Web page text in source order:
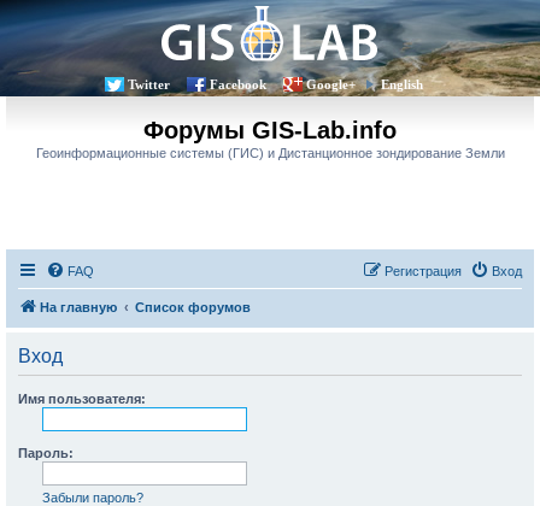
Twitter Facebook Google+ English
Форумы GIS-Lab.info
Геоинформационные системы (ГИС) и Дистанционное зондирование Земли
FAQ Вход
Регистрация
На главную Список форумов
Вход
Имя пользователя:
Пароль:
Забыли пароль?